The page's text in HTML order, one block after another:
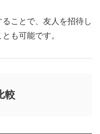
ことで、友人を招待し
も可能です。
較